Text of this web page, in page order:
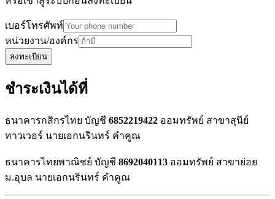
เบอร์โทรศัพท์
หน่วยงาน/องค์กร
ลงทะเบียน
ชำระเงินได้ที่
ธนาคารกสิกรไทย บัญชี 6852219422 ออมทรัพย์ สาขาสุนีย์
ทาวเวอร์ นายเอกนรินทร์ คำคูณ
ธนาคารไทยพาณิชย์ บัญชี 8692040113 ออมทรัพย์ สาขาย่อย
ม.อุบล นายเอกนรินทร์ คำคูณ